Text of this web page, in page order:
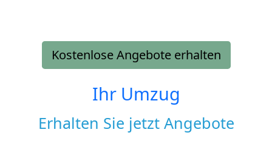
Kostenlose Angebote erhalten
Ihr Umzug
Erhalten Sie jetzt Angebote